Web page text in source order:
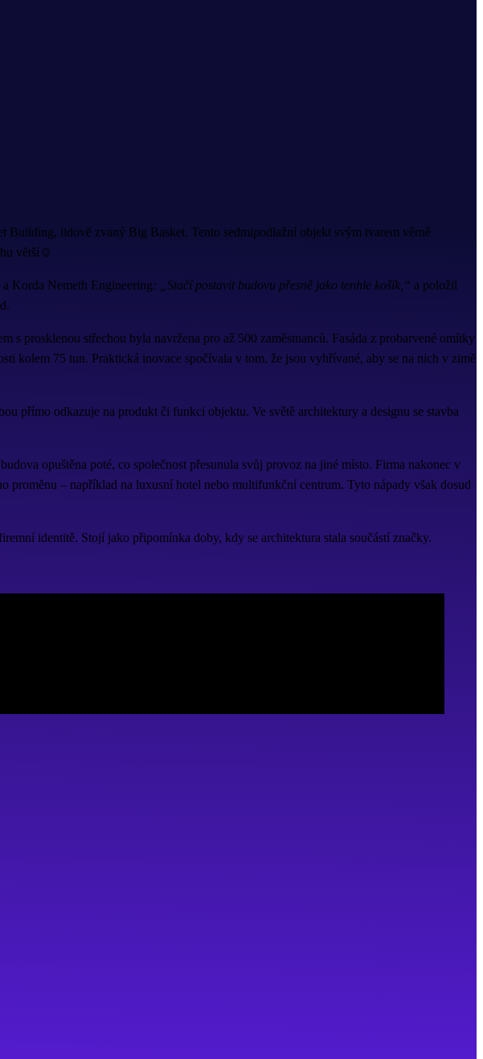
Building, lidově zvaný Big Basket. Tento sedmipodlažní objekt svým tvarem věrně
větší☺
Korda Nemeth Engineering: „Stačí postavit budovu přesně jako tenhle košík,“ a položil
s prosklenou střechou byla navržena pro až 500 zaměstnanců. Fasáda z probarvené omítky
kolem 75 tun. Praktická inovace spočívala v tom, že jsou vyhřívané, aby se na nich v zimě
přímo odkazuje na produkt či funkci objektu. Ve světě architektury a designu se stavba
opuštěna poté, co společnost přesunula svůj provoz na jiné místo. Firma nakonec v
– například na luxusní hotel nebo multifunkční centrum. Tyto nápady však dosud
identitě. Stojí jako připomínka doby, kdy se architektura stala součástí značky.